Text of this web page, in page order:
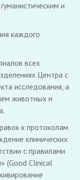
и
каждого
всех
Центра с
исследования, а
животных и
к протоколам
клинических
с правилами
(Good Clinical